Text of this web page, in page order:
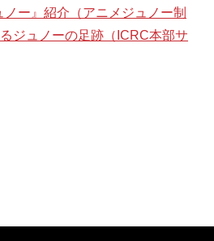
ノー』紹介（アニメジュノー制
ジュノーの足跡（ICRC本部サ